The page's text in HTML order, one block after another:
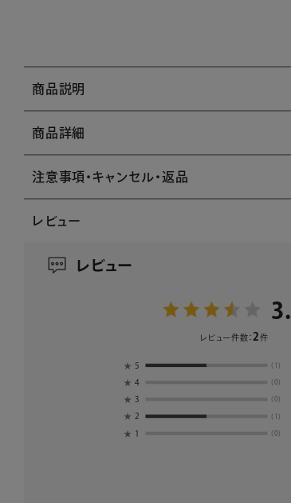
商品説明
商品詳細
注意事項・キャンセル・返品
レビュー
レビュー
レビュー件数： 2件
★ 5 (1)
★ 4 (0)
★ 3 (0)
★ 2 (1)
★ 1 (0)